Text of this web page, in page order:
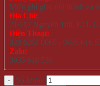
Miễn phí giao nội thành và
Địa Chỉ:
714/17 Nguyễn Trãi, P.11,
Điện Thoại:
028 6261 0065 - 0935 616
Zalo:
0935 616 536
Số lượng